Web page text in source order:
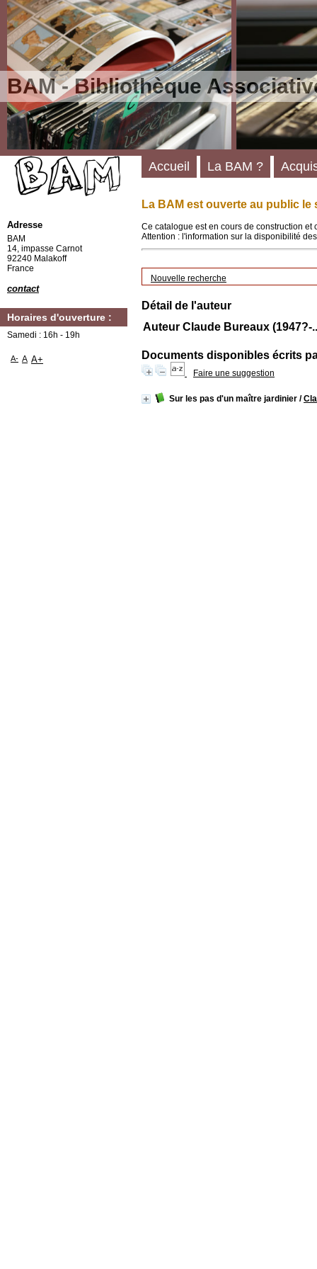
BAM - Bibliothèque
La BAM est ouverte au public le
Ce catalogue est en cours de construction
Attention : l'information sur la disponibilité
Nouvelle recherche
Détail de l'auteur
Auteur Claude Bureaux (1947?-
Documents disponibles écrits
Faire une suggestion
Sur les pas d'un maître jardinier /
Accueil La BAM ?
Adresse
BAM
14, impasse Carnot
92240 Malakoff
France
contact
Horaires d'ouverture :
Samedi : 16h - 19h
A- A A+